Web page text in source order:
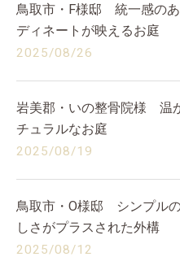
鳥取市・F様邸 統一感の
ディネートが映えるお庭
2025/08/26
岩美郡・いの整骨院様 温
チュラルなお庭
2025/08/19
鳥取市・O様邸 シンプル
しさがプラスされた外構
2025/08/12